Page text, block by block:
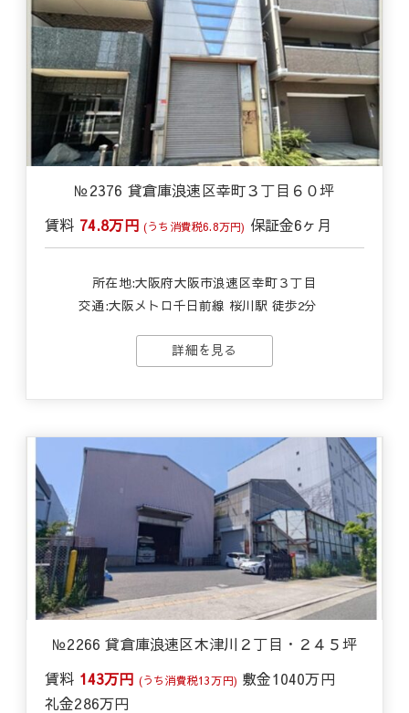
№2376 貸倉庫浪速区幸町３丁目６０坪
賃料 74.8万円 (うち消費税6.8万円) 保証金6ヶ月
所在地:大阪府大阪市浪速区幸町３丁目
交通:大阪メトロ千日前線 桜川駅 徒歩2分
詳細を見る
№2266 貸倉庫浪速区木津川２丁目・２４５坪
賃料 143万円 (うち消費税13万円) 敷金1040万円
礼金286万円